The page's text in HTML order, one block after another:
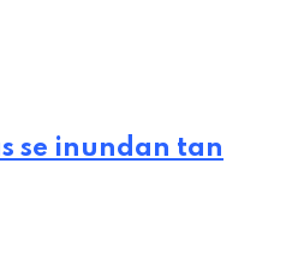
se inundan tan